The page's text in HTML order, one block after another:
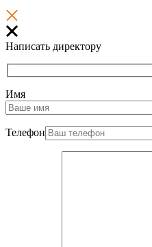
Написать директору
Имя
Телефон